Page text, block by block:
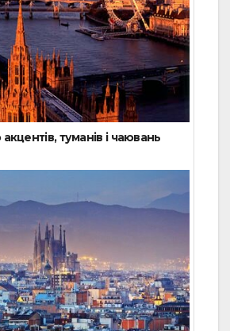
туманів і чаювань